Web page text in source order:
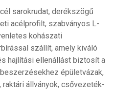
sarokrudat, derékszögű
acélprofilt, szabványos L-
kohászati
szállít, amely kiváló
hajlítási ellenállást biztosít a
épületvázak,
állványok, csővezeték-